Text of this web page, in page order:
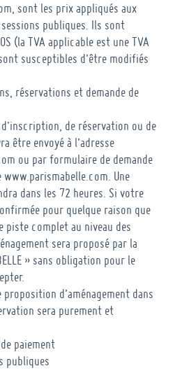
sont les prix appliqués aux
publiques. Ils sont
(la TVA applicable est une TVA
susceptibles d’être modifiés
réservations et demande de
de réservation ou de
être envoyé à l’adresse
ou par formulaire de demande
Une
dans les 72 heures. Si votre
pour quelque raison que
piste complet au niveau des
sera proposé par la
» sans obligation pour le
d’aménagement dans
sera purement et
paiement
publiques